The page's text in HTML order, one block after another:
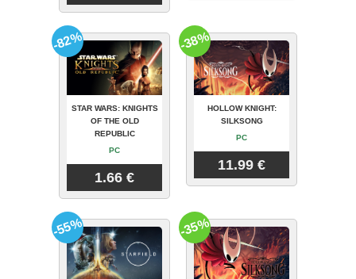
STAR WARS: KNIGHTS
OF THE OLD
REPUBLIC
PC
1.66 €
-82%
HOLLOW KNIGHT:
SILKSONG
PC
11.99 €
-38%
-55% -35%